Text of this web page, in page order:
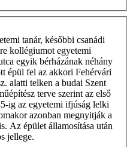
tanár, későbbi csanádi
kollégiumot egyetemi
egyik bérházának néhány
épül fel az akkori Fehérvári
alatti telken a budai Szent
terve szerint az első
ig az egyetemi ifjúság lelki
azonban megnyitják a
Az épület államosítása után
jellege.